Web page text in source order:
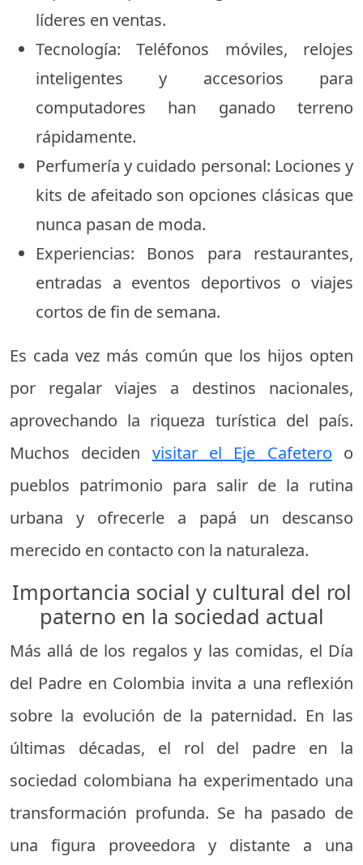
líderes en ventas.
Tecnología: Teléfonos móviles, relojes
inteligentes y accesorios para
computadores han ganado terreno
rápidamente.
Perfumería y cuidado personal: Lociones y
kits de afeitado son opciones clásicas que
nunca pasan de moda.
Experiencias: Bonos para restaurantes,
entradas a eventos deportivos o viajes
cortos de fin de semana.
Es cada vez más común que los hijos opten
por regalar viajes a destinos nacionales,
aprovechando la riqueza turística del país.
Muchos deciden visitar el Eje Cafetero o
pueblos patrimonio para salir de la rutina
urbana y ofrecerle a papá un descanso
merecido en contacto con la naturaleza.
Importancia social y cultural del rol
paterno en la sociedad actual
Más allá de los regalos y las comidas, el Día
del Padre en Colombia invita a una reflexión
sobre la evolución de la paternidad. En las
últimas décadas, el rol del padre en la
sociedad colombiana ha experimentado una
transformación profunda. Se ha pasado de
una figura proveedora y distante a una